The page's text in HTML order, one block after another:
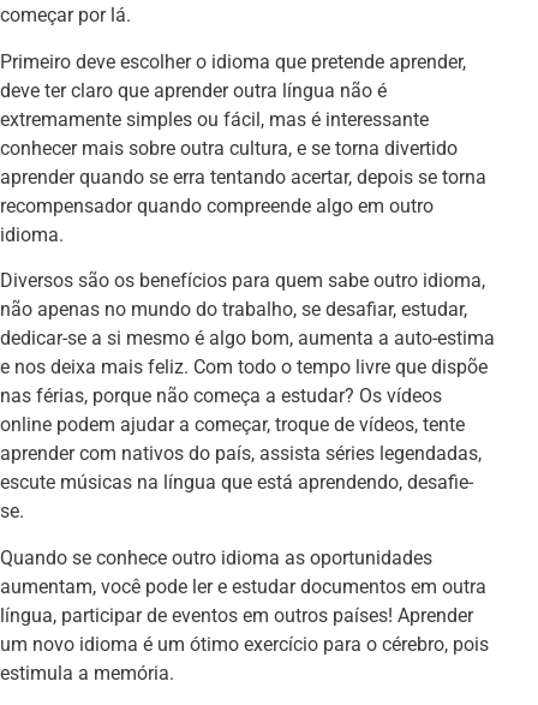
começar por lá.
Primeiro deve escolher o idioma que pretende aprender,
deve ter claro que aprender outra língua não é
extremamente simples ou fácil, mas é interessante
conhecer mais sobre outra cultura, e se torna divertido
aprender quando se erra tentando acertar, depois se torna
recompensador quando compreende algo em outro
idioma.
Diversos são os benefícios para quem sabe outro idioma,
não apenas no mundo do trabalho, se desafiar, estudar,
dedicar-se a si mesmo é algo bom, aumenta a auto-estima
e nos deixa mais feliz. Com todo o tempo livre que dispõe
nas férias, porque não começa a estudar? Os vídeos
online podem ajudar a começar, troque de vídeos, tente
aprender com nativos do país, assista séries legendadas,
escute músicas na língua que está aprendendo, desafie-
se.
Quando se conhece outro idioma as oportunidades
aumentam, você pode ler e estudar documentos em outra
língua, participar de eventos em outros países! Aprender
um novo idioma é um ótimo exercício para o cérebro, pois
estimula a memória.